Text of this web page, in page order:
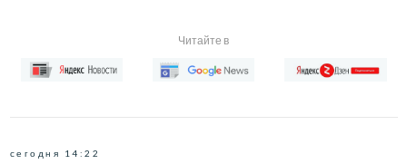
Читайте в
сегодня 14:22